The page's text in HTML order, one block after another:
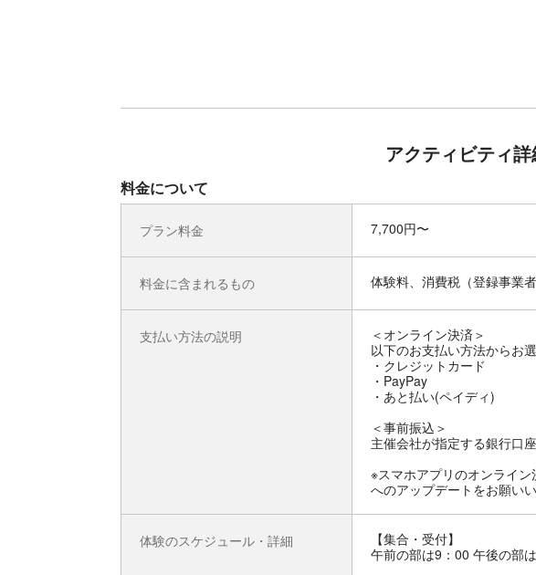
アクティビティ
料金について
プラン料金 7,700円〜
料金に含まれるもの 体験料、消費税（登録事業
支払い方法の説明
＜オンライン決済＞
以下のお支払い方法からお
・クレジットカード
・PayPay
・あと払い(ペイディ)
＜事前振込＞
主催会社が指定する銀行口
※スマホアプリのオンライ
へのアップデートをお願いい
体験のスケジュール・詳細
【集合・受付】
午前の部は9：00 午後の部